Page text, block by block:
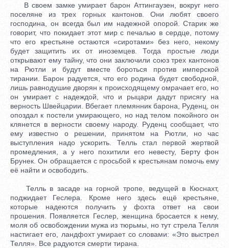
В своем замке умирает барон Аттингаузен, вокруг него
поселяне из трех горных кантонов. Они любят своего
господина, он всегда был им надежной опорой. Старик же
говорит, что покидает этот мир с печалью в сердце, потому
что его крестьяне остаются «сиротами» без него, некому
будет защитить их от иноземцев. Тогда простые люди
открывают ему тайну, что они заключили союз трех кантонов
на Рютли и будут вместе бороться против имперской
тирании. Барон радуется, что его родина будет свободной,
лишь равнодушие дворян к происходящему омрачает его, но
он умирает с надеждой, что и рыцари дадут присягу на
верность Швейцарии. Вбегает племянник барона, Руденц, он
опоздал к постели умирающего, но над телом покойного он
клянется в верности своему народу. Руденц сообщает, что
ему известно о решении, принятом на Рютли, но час
выступления надо ускорить. Телль стал первой жертвой
промедления, а у него похитили его невесту, Берту фон
Брунек. Он обращается с просьбой к крестьянам помочь ему
её найти и освободить.
Телль в засаде на горной тропе, ведущей в Кюснахт,
поджидает Геслера. Кроме него здесь ещё крестьяне,
которые надеются получить у фохта ответ на свои
прошения. Появляется Геслер, женщина бросается к нему,
моля об освобождении мужа из тюрьмы, но тут стрела Телля
настигает его, ландфохт умирает со словами: «Это выстрел
Телля». Все радуются смерти тирана.